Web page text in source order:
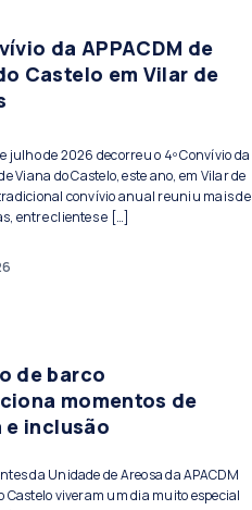
da APPACDM de
Castelo em Vilar de
julho de 2026 decorreu o 4º Convívio da
Viana do Castelo, este ano, em Vilar de
convívio anual reuniu mais de
entre clientes e […]
de barco
momentos de
e inclusão
da Unidade de Areosa da APACDM
Castelo viveram um dia muito especial